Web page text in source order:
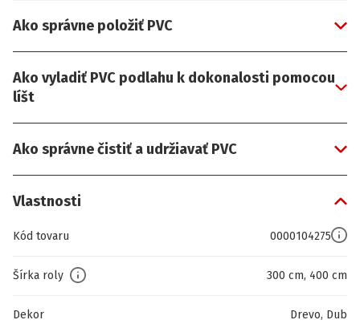
Ako správne položiť PVC
Ako vyladiť PVC podlahu k dokonalosti pomocou
líšt
Ako správne čistiť a udržiavať PVC
Vlastnosti
Kód tovaru 0000104275
Šírka roly 300 cm, 400 cm
Dekor Drevo, Dub